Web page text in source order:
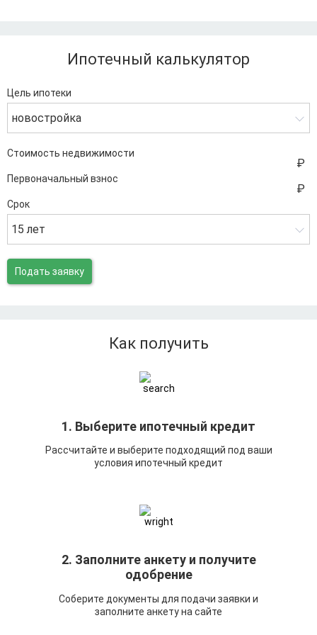
Ипотечный калькулятор
Цель ипотеки
новостройка
Стоимость недвижимости
Первоначальный взнос
Срок
15 лет
Подать заявку
Как получить
1. Выберите ипотечный кредит
Рассчитайте и выберите подходящий под ваши
условия ипотечный кредит
2. Заполните анкету и получите
одобрение
Соберите документы для подачи заявки и
заполните анкету на сайте